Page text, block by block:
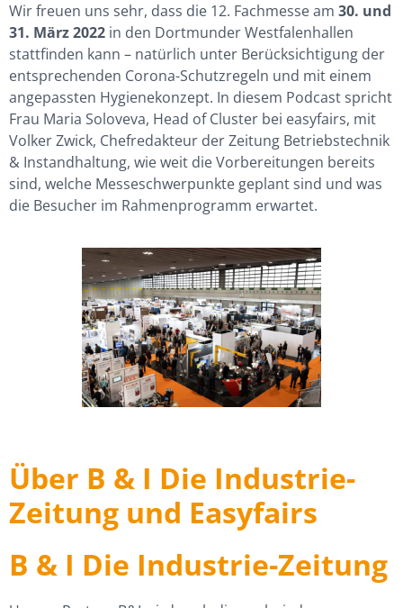
Wir freuen uns sehr, dass die 12. Fachmesse am 30. und
31. März 2022 in den Dortmunder Westfalenhallen
stattfinden kann – natürlich unter Berücksichtigung der
entsprechenden Corona-Schutzregeln und mit einem
angepassten Hygienekonzept. In diesem Podcast spricht
Frau Maria Soloveva, Head of Cluster bei easyfairs, mit
Volker Zwick, Chefredakteur der Zeitung Betriebstechnik
& Instandhaltung, wie weit die Vorbereitungen bereits
sind, welche Messeschwerpunkte geplant sind und was
die Besucher im Rahmenprogramm erwartet.
Über B & I Die Industrie-
Zeitung und Easyfairs
B & I Die Industrie-Zeitung